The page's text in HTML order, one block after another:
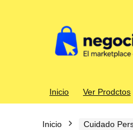
Inicio Ver Prodctos
Inicio Cuidado